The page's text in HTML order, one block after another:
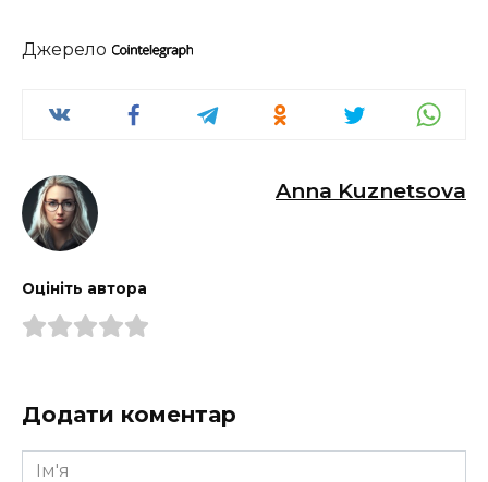
Джерело
Anna Kuznetsova
Оцініть автора
Додати коментар
Ім'я